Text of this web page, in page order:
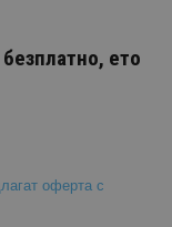
ето